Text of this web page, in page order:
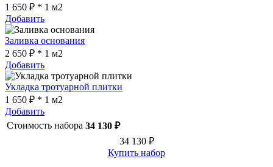
1 650 ₽ * 1 м2
Добавить
Заливка основания
2 650 ₽ * 1 м2
Добавить
Укладка тротуарной плитки
1 650 ₽ * 1 м2
Добавить
Стоимость набора 34 130 ₽
34 130 ₽
Купить набор